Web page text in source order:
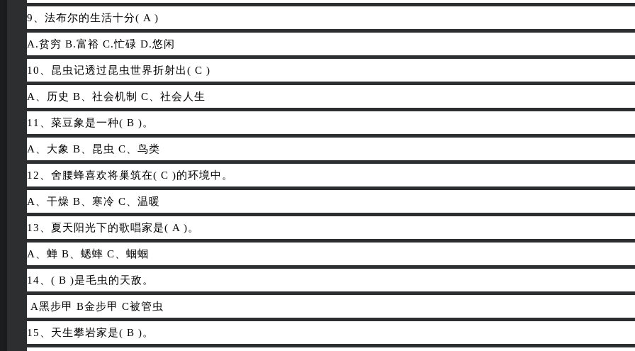
9、法布尔的生活十分( A )
A.贫穷 B.富裕 C.忙碌 D.悠闲
10、昆虫记透过昆虫世界折射出( C )
A、历史 B、社会机制 C、社会人生
11、菜豆象是一种( B )。
A、大象 B、昆虫 C、鸟类
12、舍腰蜂喜欢将巢筑在( C )的环境中。
A、干燥 B、寒冷 C、温暖
13、夏天阳光下的歌唱家是( A )。
A、蝉 B、蟋蟀 C、蝈蝈
14、( B )是毛虫的天敌。
A黑步甲 B金步甲 C被管虫
15、天生攀岩家是( B )。